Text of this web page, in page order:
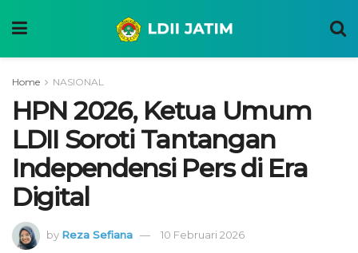
Home NASIONAL
HPN 2026, Ketua Umum
LDII Soroti Tantangan
Independensi Pers di Era
Digital
by Reza Sefiana 10 Februari 2026